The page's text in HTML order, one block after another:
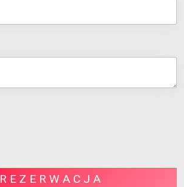
R E Z E R W A C J A